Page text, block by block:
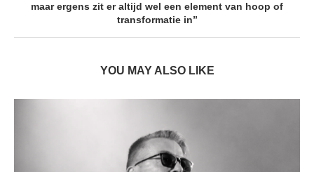
maar ergens zit er altijd wel een element van hoop of
transformatie in”
YOU MAY ALSO LIKE